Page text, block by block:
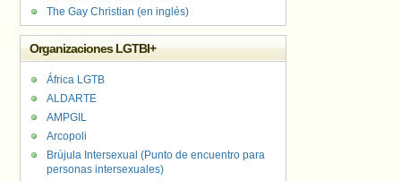
The Gay Christian (en inglés)
Organizaciones LGTBI+
África LGTB
ALDARTE
AMPGIL
Arcopoli
Brújula Intersexual (Punto de encuentro para
personas intersexuales)